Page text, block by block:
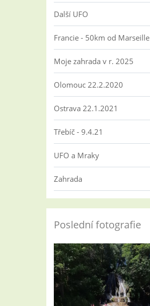
Další UFO
Francie - 50km od Marseille
Moje zahrada v r. 2025
Olomouc 22.2.2020
Ostrava 22.1.2021
Třebíč - 9.4.21
UFO a Mraky
Zahrada
Poslední fotografie